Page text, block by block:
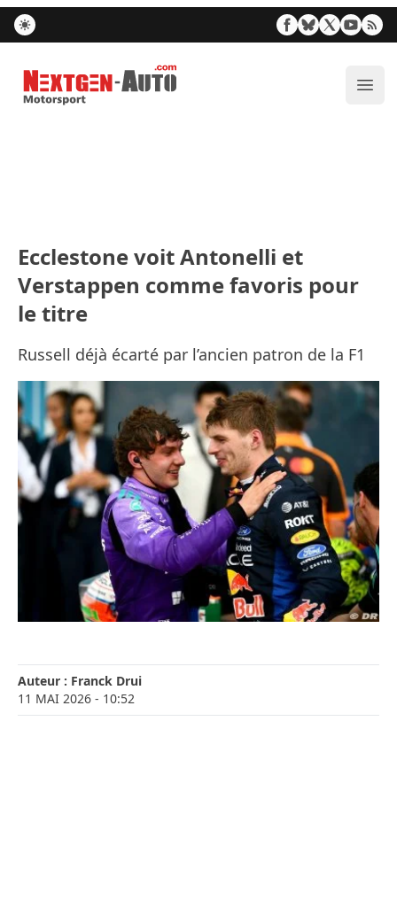
Nextgen-Auto.com
Ecclestone voit Antonelli et
Verstappen comme favoris pour
le titre
Russell déjà écarté par l’ancien patron de la F1
Auteur : Franck Drui
11 MAI 2026 - 10:52